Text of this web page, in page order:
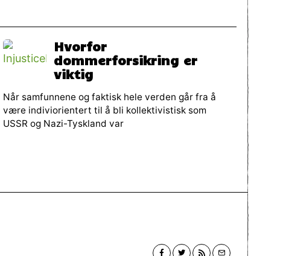
Hvorfor
dommerforsikring er
viktig
Når samfunnene og faktisk hele verden går fra å
være indiviorientert til å bli kollektivistisk som
USSR og Nazi-Tyskland var